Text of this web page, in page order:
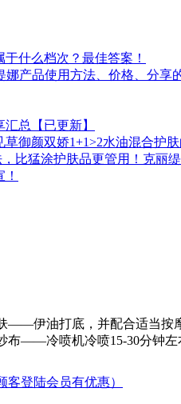
什么档次？最佳答案！
产品使用方法、价格、分享
总【已更新】
御颜双娇1+1>2水油混合护肤
比猛涂护肤品更管用！克丽缇
——伊油打底，并配合适当
——冷喷机冷喷15-30分钟